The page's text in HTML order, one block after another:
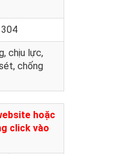
304
chịu lực,
chống
hoặc
click vào